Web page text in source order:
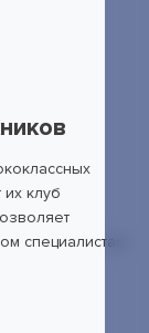
клуб
специалистам